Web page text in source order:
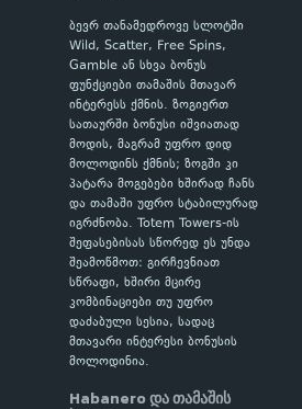
ბევრ თანამედროვე სლოტში
Wild, Scatter, Free Spins,
Gamble ან სხვა ბონუს
ფუნქციები თამაშის მთავარ
ინტერესს ქმნის. ზოგიერთ
სათაურში ბონუსი იშვიათად
მოდის, მაგრამ უფრო დიდ
მოლოდინს ქმნის; ზოგში კი
პატარა მოგებები ხშირად ჩანს
და თამაში უფრო სტაბილურად
იგრძნობა. Totem Towers-ის
შეფასებისას სწორედ ეს უნდა
შეამოწმოთ: გირჩევნიათ
სწრაფი, ხშირი მცირე
კომბინაციები თუ უფრო
დაძაბული სესია, სადაც
მთავარი ინტერესი ბონუსის
მოლოდინია.
Habanero და თამაშის